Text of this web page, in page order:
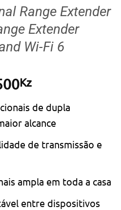
Range Extender
Extender
Wi-Fi 6
KzO
atual
é:
88.500Kz.
de dupla
alcance
de transmissão e
ampla em toda a casa
entre dispositivos